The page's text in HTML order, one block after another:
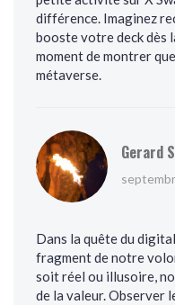
différence. Imaginez
booste votre deck dès
moment de montrer
métaverse.
Gerard S
Dans la quête du
fragment de notre
soit réel ou illusoire,
de la valeur. Observer